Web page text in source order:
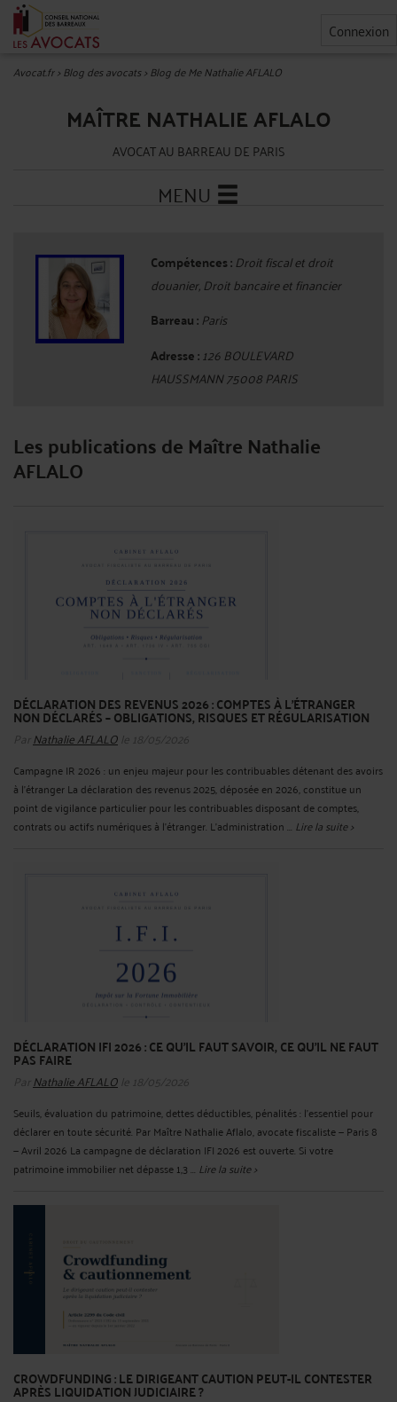
Connexion
Avocat.fr>Blog des avocats>Blog de Me Nathalie AFLALO
MAÎTRE NATHALIE AFLALO
AVOCAT AU BARREAU DE PARIS
MENU
Compétences : Droit fiscal et droit
douanier, Droit bancaire et financier
Barreau : Paris
Adresse :126 BOULEVARD
HAUSSMANN 75008 PARIS
Les publications de Maître Nathalie
AFLALO
DÉCLARATION DES REVENUS 2026 : COMPTES À L’ÉTRANGER
NON DÉCLARÉS – OBLIGATIONS, RISQUES ET RÉGULARISATION
Par Nathalie AFLALO le 18/05/2026
Campagne IR 2026 : un enjeu majeur pour les contribuables détenant des avoirs
à l’étranger La déclaration des revenus 2025, déposée en 2026, constitue un
point de vigilance particulier pour les contribuables disposant de comptes,
contrats ou actifs numériques à l’étranger. L’administration ... Lire la suite >
DÉCLARATION IFI 2026 : CE QU'IL FAUT SAVOIR, CE QU'IL NE FAUT
PAS FAIRE
Par Nathalie AFLALO le 18/05/2026
Seuils, évaluation du patrimoine, dettes déductibles, pénalités : l'essentiel pour
déclarer en toute sécurité. Par Maître Nathalie Aflalo, avocate fiscaliste — Paris 8
— Avril 2026 La campagne de déclaration IFI 2026 est ouverte. Si votre
patrimoine immobilier net dépasse 1,3 ... Lire la suite >
CROWDFUNDING : LE DIRIGEANT CAUTION PEUT-IL CONTESTER
APRÈS LIQUIDATION JUDICIAIRE ?